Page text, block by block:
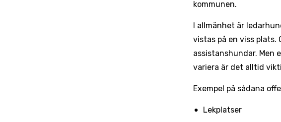
kommunen.
I allmänhet är
vistas på en viss
assistanshundar. Men
variera är det alltid
Exempel på sådana
Lekplatser